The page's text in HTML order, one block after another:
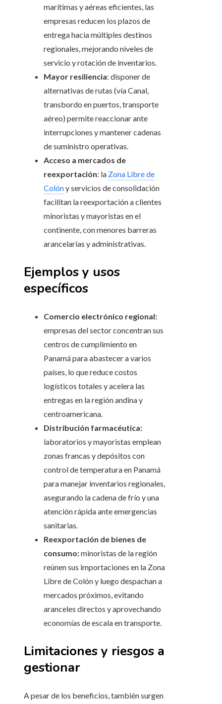
marítimas y aéreas eficientes, las
empresas reducen los plazos de
entrega hacia múltiples destinos
regionales, mejorando niveles de
servicio y rotación de inventarios.
Mayor resiliencia: disponer de
alternativas de rutas (vía Canal,
transbordo en puertos, transporte
aéreo) permite reaccionar ante
interrupciones y mantener cadenas
de suministro operativas.
Acceso a mercados de
reexportación: la Zona Libre de
Colóny servicios de consolidación
facilitan la reexportación a clientes
minoristas y mayoristas en el
continente, con menores barreras
arancelarias y administrativas.
Ejemplos y usos
específicos
Comercio electrónico regional:
empresas del sector concentran sus
centros de cumplimiento en
Panamá para abastecer a varios
países, lo que reduce costos
logísticos totales y acelera las
entregas en la región andina y
centroamericana.
Distribución farmacéutica:
laboratorios y mayoristas emplean
zonas francas y depósitos con
control de temperatura en Panamá
para manejar inventarios regionales,
asegurando la cadena de frío y una
atención rápida ante emergencias
sanitarias.
Reexportación de bienes de
consumo:minoristas de la región
reúnen sus importaciones en la Zona
Libre de Colón y luego despachan a
mercados próximos, evitando
aranceles directos y aprovechando
economías de escala en transporte.
Limitaciones y riesgos a
gestionar
A pesar de los beneficios, también surgen